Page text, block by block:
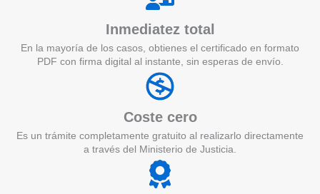
Inmediatez total
En la mayoría de los casos, obtienes el certificado en formato
PDF con firma digital al instante, sin esperas de envío.
Coste cero
Es un trámite completamente gratuito al realizarlo directamente
a través del Ministerio de Justicia.